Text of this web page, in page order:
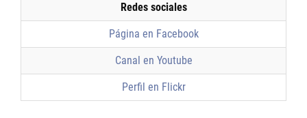
Redes sociales
Página en Facebook
Canal en Youtube
Perfil en Flickr